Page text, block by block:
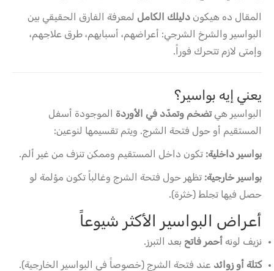
المقال ده هيكون دليلك الكامل لمعرفة الفارق الحقيقي بين
البواسير والشرخ الشرجي: أعراضهم، أسبابهم، طرق علاجهم،
وإمتى لازم تتحرك فوراً.
يعني إيه بواسير؟
البواسير هيتضخم وتمدّد في الأوردة الموجودة أسفل
المستقيم أو حول فتحة الشرج. ويتم تقسيمها لنوعين:
بواسير داخلية: تكون داخل المستقيم وممكن تنزف من غير ألم.
بواسير خارجية: تظهر حول فتحة الشرج وغالباً تكون مؤلمة لو
حصل فيها تجلط (خثرة).
أعراض البواسير الأكثر شيوعاً
نزيف لونه أحمر فاتح بعد التبرز.
كتلة أو زوائد عند فتحة الشرج (خصوصاً في البواسير الخارجية).